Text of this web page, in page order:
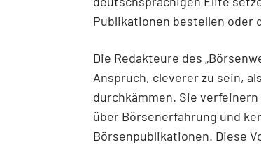
Publikationen bestellen oder
Die Redakteure des
Anspruch, cleverer zu sein,
durchkämmen. Sie
über Börsenerfahrung und
Börsenpublikationen. Diese